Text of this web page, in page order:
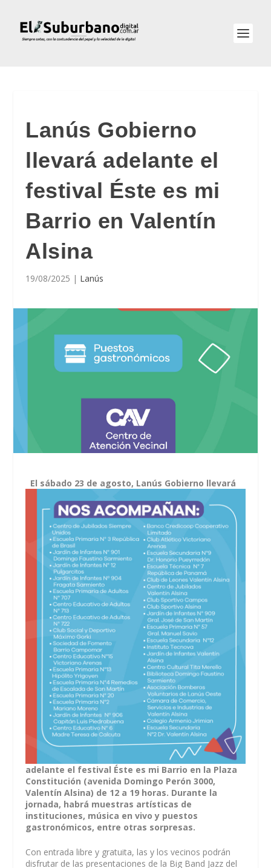
Lanús Gobierno
llevará adelante el
festival Éste es mi
Barrio en Valentín
Alsina
19/08/2025 | Lanús
El sábado 23 de agosto, Lanús Gobierno llevará
adelante el festival Éste es mi Barrio en la Plaza
Constitución (avenida Domingo Perón 3000,
Valentín Alsina) de 12 a 19 horas. Durante la
jornada, habrá muestras artísticas de
instituciones, música en vivo y puestos
gastronómicos, entre otras sorpresas.
Con entrada libre y gratuita, las y los vecinos podrán
disfrutar de las presentaciones de la Big Band Jazz del